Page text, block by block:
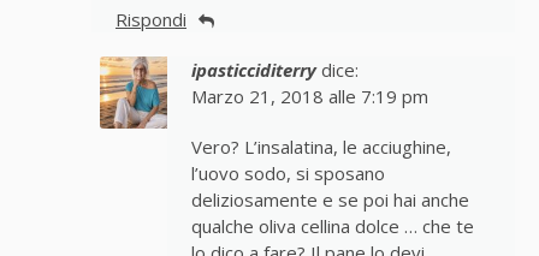
Rispondi
ipasticciditerry dice:
Marzo 21, 2018 alle 7:19 pm
Vero? L’insalatina, le acciughine,
l’uovo sodo, si sposano
deliziosamente e se poi hai anche
qualche oliva cellina dolce … che te